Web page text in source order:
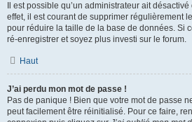
Il est possible qu’un administrateur ait
effet, il est courant de supprimer régulièrement
pour réduire la taille de la base de données. Si
ré-enregistrer et soyez plus investi sur le forum.
Haut
J’ai perdu mon mot de passe !
Pas de panique ! Bien que votre mot de passe
peut facilement être réinitialisé. Pour ce faire,